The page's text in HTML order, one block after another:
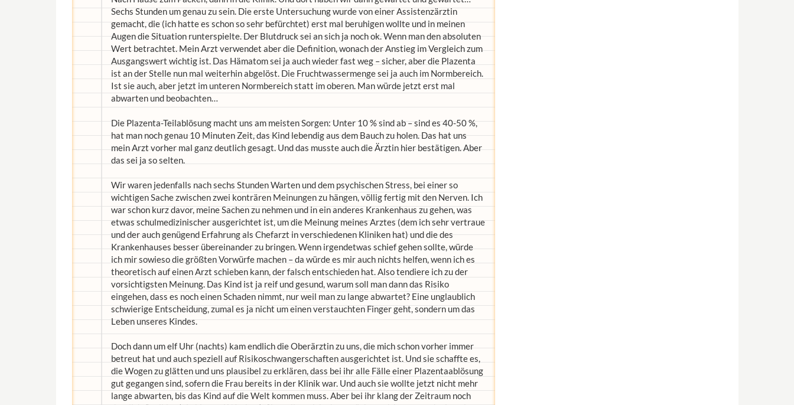
Sechs Stunden um genau zu sein. Die erste Untersuchung wurde von einer Assistenzärztin
gemacht, die (ich hatte es schon so sehr befürchtet) erst mal beruhigen wollte und in meinen
Augen die Situation runterspielte. Der Blutdruck sei an sich ja noch ok. Wenn man den absoluten
Wert betrachtet. Mein Arzt verwendet aber die Definition, wonach der Anstieg im Vergleich zum
Ausgangswert wichtig ist. Das Hämatom sei ja auch wieder fast weg – sicher, aber die Plazenta
ist an der Stelle nun mal weiterhin abgelöst. Die Fruchtwassermenge sei ja auch im Normbereich.
Ist sie auch, aber jetzt im unteren Normbereich statt im oberen. Man würde jetzt erst mal
abwarten und beobachten…
Die Plazenta-Teilablösung macht uns am meisten Sorgen: Unter 10 % sind ab – sind es 40-50 %,
hat man noch genau 10 Minuten Zeit, das Kind lebendig aus dem Bauch zu holen. Das hat uns
mein Arzt vorher mal ganz deutlich gesagt. Und das musste auch die Ärztin hier bestätigen. Aber
das sei ja so selten.
Wir waren jedenfalls nach sechs Stunden Warten und dem psychischen Stress, bei einer so
wichtigen Sache zwischen zwei konträren Meinungen zu hängen, völlig fertig mit den Nerven. Ich
war schon kurz davor, meine Sachen zu nehmen und in ein anderes Krankenhaus zu gehen, was
etwas schulmedizinischer ausgerichtet ist, um die Meinung meines Arztes (dem ich sehr vertraue
und der auch genügend Erfahrung als Chefarzt in verschiedenen Kliniken hat) und die des
Krankenhauses besser übereinander zu bringen. Wenn irgendetwas schief gehen sollte, würde
ich mir sowieso die größten Vorwürfe machen – da würde es mir auch nichts helfen, wenn ich es
theoretisch auf einen Arzt schieben kann, der falsch entschieden hat. Also tendiere ich zu der
vorsichtigsten Meinung. Das Kind ist ja reif und gesund, warum soll man dann das Risiko
eingehen, dass es noch einen Schaden nimmt, nur weil man zu lange abwartet? Eine unglaublich
schwierige Entscheidung, zumal es ja nicht um einen verstauchten Finger geht, sondern um das
Leben unseres Kindes.
Doch dann um elf Uhr (nachts) kam endlich die Oberärztin zu uns, die mich schon vorher immer
betreut hat und auch speziell auf Risikoschwangerschaften ausgerichtet ist. Und sie schaffte es,
die Wogen zu glätten und uns plausibel zu erklären, dass bei ihr alle Fälle einer Plazentaablösung
gut gegangen sind, sofern die Frau bereits in der Klinik war. Und auch sie wollte jetzt nicht mehr
lange abwarten, bis das Kind auf die Welt kommen muss. Aber bei ihr klang der Zeitraum noch